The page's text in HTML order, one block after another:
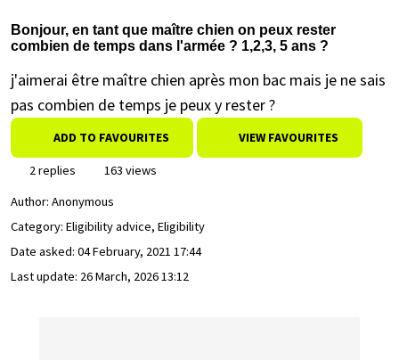
Bonjour, en tant que maître chien on peux rester
combien de temps dans l'armée ? 1,2,3, 5 ans ?
j'aimerai être maître chien après mon bac mais je ne sais
pas combien de temps je peux y rester ?
ADD TO FAVOURITES VIEW FAVOURITES
2 replies
163 views
Author: Anonymous
Category: Eligibility advice, Eligibility
Date asked: 04 February, 2021 17:44
Last update: 26 March, 2026 13:12